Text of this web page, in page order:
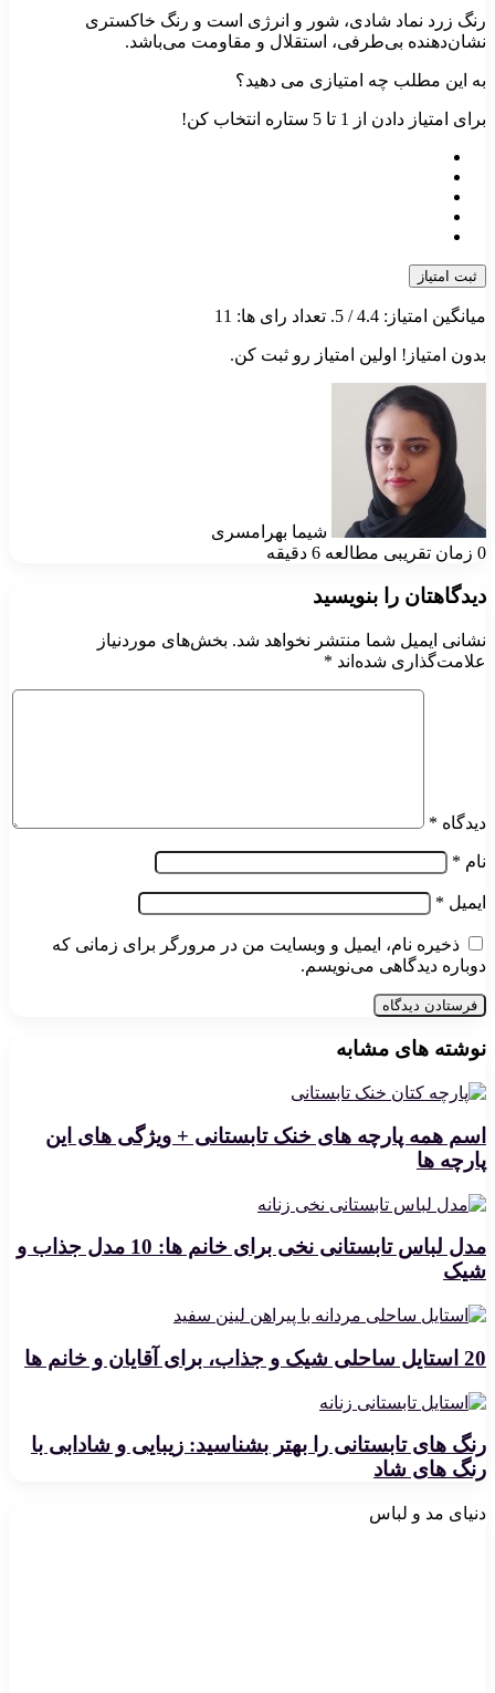
رنگ زرد نماد شادی، شور و انرژی است و رنگ خاکستری
نشان‌دهنده بی‌طرفی، استقلال و مقاومت می‌باشد.
به این مطلب چه امتیازی می دهید؟
برای امتیاز دادن از 1 تا 5 ستاره انتخاب کن!
ثبت امتیاز
میانگین امتیاز: 4.4/ 5. تعداد رای ها: 11
بدون امتیاز! اولین امتیاز رو ثبت کن.
شیما بهرامسری
0 زمان تقریبی مطالعه 6 دقیقه
دیدگاهتان را بنویسید
نشانی ایمیل شما منتشر نخواهد شد. بخش‌های موردنیاز
علامت‌گذاری شده‌اند *
دیدگاه *
نام *
ایمیل *
ذخیره نام، ایمیل و وبسایت من در مرورگر برای زمانی که
دوباره دیدگاهی می‌نویسم.
نوشته های مشابه
اسم همه پارچه های خنک تابستانی + ویژگی های این
پارچه ها
مدل لباس تابستانی نخی برای خانم ها: 10 مدل جذاب و
شیک
20 استایل ساحلی شیک و جذاب، برای آقایان و خانم ها
رنگ های تابستانی را بهتر بشناسید: زیبایی و شادابی با
رنگ های شاد
دنیای مد و لباس